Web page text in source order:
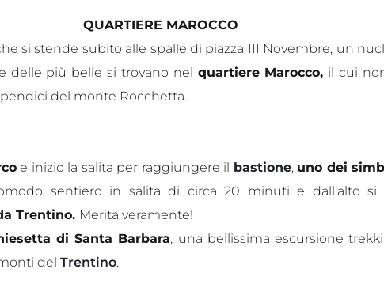
QUARTIERE MAROCCO
si stende subito alle spalle di piazza III Novembre, un
delle più belle si trovano nel quartiere Marocco, il cui
del monte Rocchetta.
e inizio la salita per raggiungere il bastione, uno dei
sentiero in salita di circa 20 minuti e dall’alto si
Trentino. Merita veramente!
di Santa Barbara, una bellissima escursione
del Trentino.